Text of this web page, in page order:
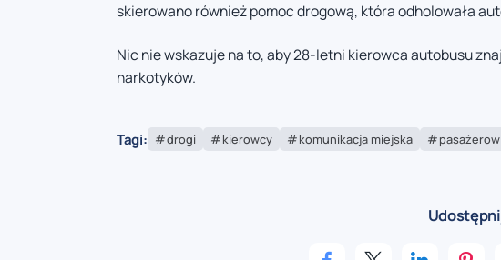
skierowano również pomoc drogową, która odholowała
Nic nie wskazuje na to, aby 28-letni kierowca autobusu
narkotyków.
Tagi: drogi kierowcy komunikacja miejska